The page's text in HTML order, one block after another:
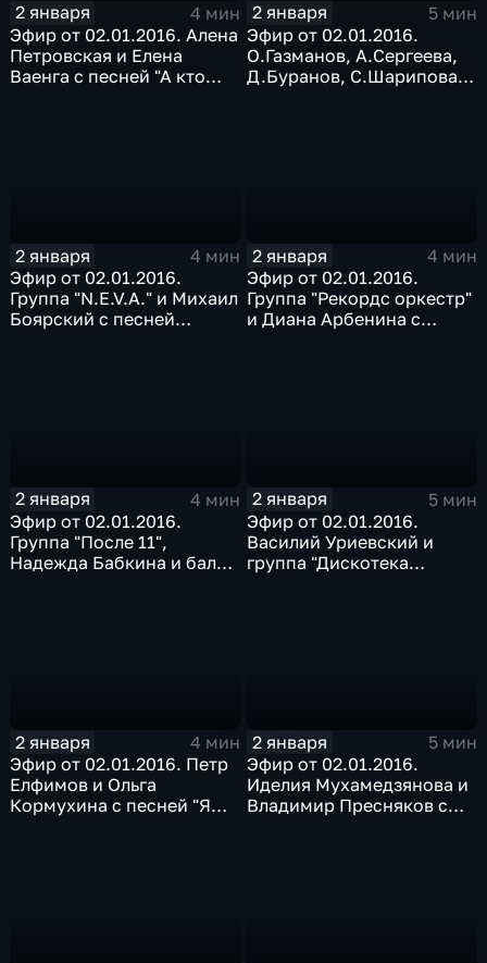
2 января
4 мин
Эфир от 02.01.2016. Алена
Петровская и Елена
Ваенга с песней "А кто
2 января
5 мин
Эфир от 02.01.2016.
О.Газманов, А.Сергеева,
Д.Буранов, С.Шарипова,
2 января
4 мин
Эфир от 02.01.2016.
Группа "N.E.V.A." и Михаил
Боярский с песней
2 января
4 мин
Эфир от 02.01.2016.
Группа "Рекордс оркестр"
и Диана Арбенина с
2 января
4 мин
Эфир от 02.01.2016.
Группа "После 11",
Надежда Бабкина и балет
2 января
5 мин
Эфир от 02.01.2016.
Василий Уриевский и
группа "Дискотека
2 января
4 мин
Эфир от 02.01.2016. Петр
Елфимов и Ольга
Кормухина с песней "Я
2 января
5 мин
Эфир от 02.01.2016.
Иделия Мухамедзянова и
Владимир Пресняков с